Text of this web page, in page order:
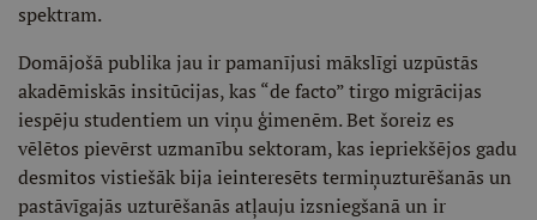
spektram.
Domājošā publika jau ir pamanījusi mākslīgi uzpūstās
akadēmiskās insitūcijas, kas “de facto” tirgo migrācijas
iespēju studentiem un viņu ģimenēm. Bet šoreiz es
vēlētos pievērst uzmanību sektoram, kas iepriekšējos gadu
desmitos vistiešāk bija ieinteresēts termiņuzturēšanās un
pastāvīgajās uzturēšanās atļauju izsniegšanā un ir